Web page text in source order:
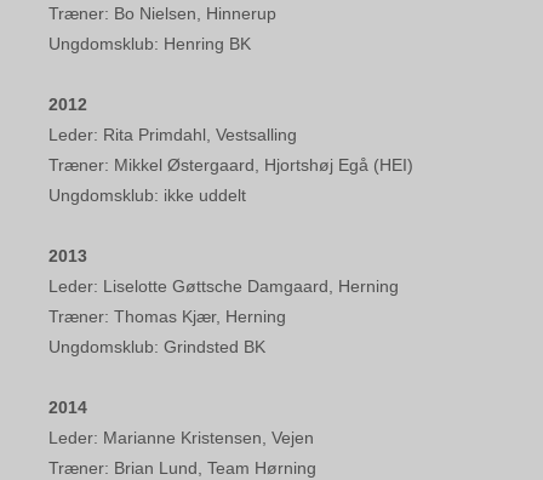
Træner: Bo Nielsen, Hinnerup
Ungdomsklub: Henring BK
2012
Leder: Rita Primdahl, Vestsalling
Træner: Mikkel Østergaard, Hjortshøj Egå (HEI)
Ungdomsklub: ikke uddelt
2013
Leder: Liselotte Gøttsche Damgaard, Herning
Træner: Thomas Kjær, Herning
Ungdomsklub: Grindsted BK
2014
Leder: Marianne Kristensen, Vejen
Træner: Brian Lund, Team Hørning